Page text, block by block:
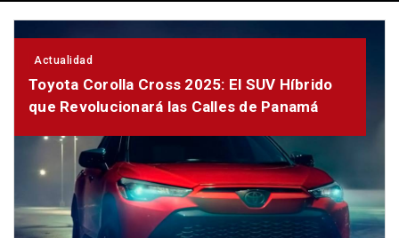
Actualidad
Toyota Corolla Cross 2025: El SUV Híbrido
que Revolucionará las Calles de Panamá